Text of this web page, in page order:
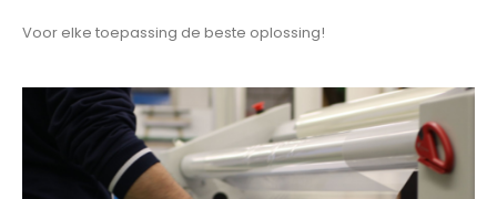
Voor elke toepassing de beste oplossing!